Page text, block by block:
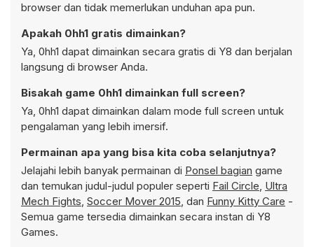
browser dan tidak memerlukan unduhan apa pun.
Apakah 0hh1 gratis dimainkan?
Ya, 0hh1 dapat dimainkan secara gratis di Y8 dan berjalan
langsung di browser Anda.
Bisakah game 0hh1 dimainkan full screen?
Ya, 0hh1 dapat dimainkan dalam mode full screen untuk
pengalaman yang lebih imersif.
Permainan apa yang bisa kita coba selanjutnya?
Jelajahi lebih banyak permainan di Ponsel bagian game
dan temukan judul-judul populer seperti Fail Circle, Ultra
Mech Fights, Soccer Mover 2015, dan Funny Kitty Care -
Semua game tersedia dimainkan secara instan di Y8
Games.